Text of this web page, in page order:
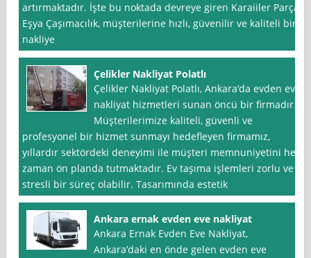
artırmaktadır. İşte bu noktada devreye giren Karaiiler Parça
Eşya Çaşımacılık, müşterilerine hızlı, güvenilir ve kaliteli bir
nakliye
Çelikler Nakliyat Polatlı
Çelikler Nakliyat Polatlı, Ankara‘da evden eve
nakliyat hizmetleri sunan öncü bir firmadır.
Müşterilerimize kaliteli, güvenli ve
profesyonel bir hizmet sunmayı hedefleyen firmamız,
yıllardır sektördeki deneyimi ile müşteri memnuniyetini her
zaman ön planda tutmaktadır. Ev taşıma işlemleri zorlu ve
stresli bir süreç olabilir. Tasarımında estetik
Ankara ernak evden eve nakliyat
Ankara Ernak Evden Eve Nakliyat,
Ankara’daki en önde gelen evden eve